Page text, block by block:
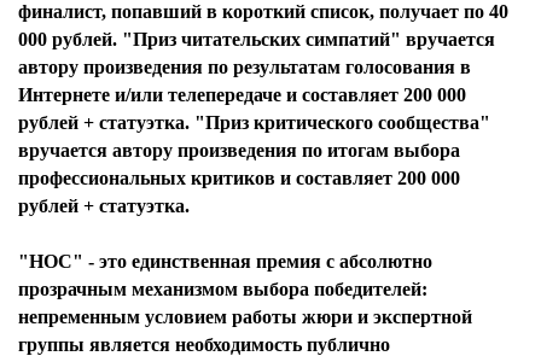
финалист, попавший в короткий список, получает по 40
000 рублей. "Приз читательских симпатий" вручается
автору произведения по результатам голосования в
Интернете и/или телепередаче и составляет 200 000
рублей + статуэтка. "Приз критического сообщества"
вручается автору произведения по итогам выбора
профессиональных критиков и составляет 200 000
рублей + статуэтка.
"НОС" - это единственная премия с абсолютно
прозрачным механизмом выбора победителей:
непременным условием работы жюри и экспертной
группы является необходимость публично